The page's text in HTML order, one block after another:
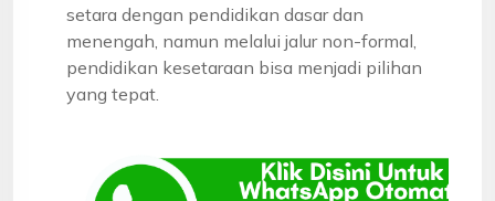
setara dengan pendidikan dasar dan
menengah, namun melalui jalur non-formal,
pendidikan kesetaraan bisa menjadi pilihan
yang tepat.